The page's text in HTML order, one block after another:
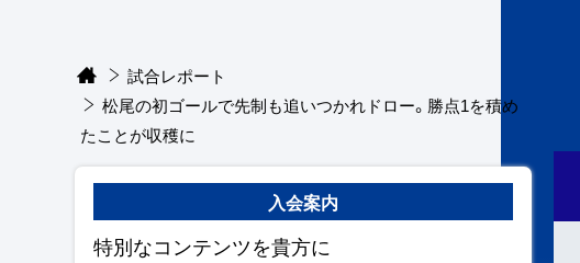
試合レポート
松尾の初ゴールで先制も追いつかれドロー。勝点1を積め
たことが収穫に
入会案内
特別なコンテンツを貴方に